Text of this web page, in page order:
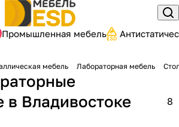
Промышленная мебель
мебель Лабораторная мебель
в Владивостоке 8